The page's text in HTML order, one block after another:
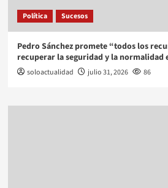
Política Sucesos
Pedro Sánchez promete “todos los
recuperar la seguridad y la normalidad
soloactualidad julio 31, 2026 86